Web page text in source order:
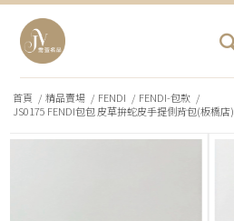
首頁 / 精品賣場 / FENDI / FENDI-包款 /
JS0175 FENDI包包 皮草拚蛇皮手提側背包(板橋店)